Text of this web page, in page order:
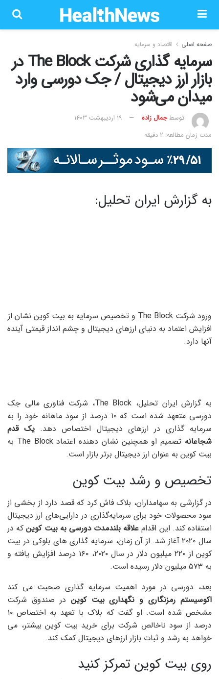
صفحه اصلی اقتصاد و سرمایه
سرمایه گذاری شرکت The Block در
بازار ارز دیجیتال / جک دورسی وارد
میدان می‌شود
توسطجمال زاده
۱۹ اردیبهشت ۱۴۰۳
مدت زمان مطالعه: 2 دقیقه
به گزارش ایران تحلیل:
ورود شرکت The Block و تخصیص سرمایه به بیت کوین نشان از
افزایش اعتماد به دنیای ارزهای دیجیتال و چشم انداز قیمتی آینده
آنها دارد.
به گزارش ایران تحلیل، The Block، شرکت فناوری مالی جک
دورسی متعهد شده است که ۱۰ درصد از سود ماهانه خود را به
سرمایه گذاری در ارزهای دیجیتال اختصاص دهد. یک قدم
شجاعانه
تصمیم او همچنین نشان دهنده اعتماد The Block به
بیت کوین به عنوان ارز دیجیتال برتر بازار است.
تخصیص و رشد بیت کوین
در گزارشی به سهامداران، بلاک فاش کرد که قصد دارد از بخشی از
سود محصولات خود برای سرمایه‌گذاری در دارایی‌های ارز دیجیتال
استفاده کند. این اقدام علاقه بلندمدت دورسی به بیت کوینکه در
سال ۲۰۲۰ آغاز شد. از آن زمان، سرمایه گذاری های بلوکی در بیت
کوین از ۲۲۰ میلیون دلار در سال ۲۰۲۰، ۱۶۰ درصد افزایش یافته و
به ۵۷۳ میلیون دلار رسیده است.
بعد، دورسی در مورد اهمیت سرمایه گذاری صحبت می کند
اکوسیستم رمزنگاری و نگهداری بیت کوین در صندوق شرکت
مشخص شده است. او گفت که بلاک با تعهد به اختصاص ۱۰
درصد از سود ناخالص شرکت برای خرید بیت کوین بیشتر، می
خواهد به رشد و ثبات بازار ارزهای دیجیتال کمک کند.
روی بیت کوین تمرکز کنید